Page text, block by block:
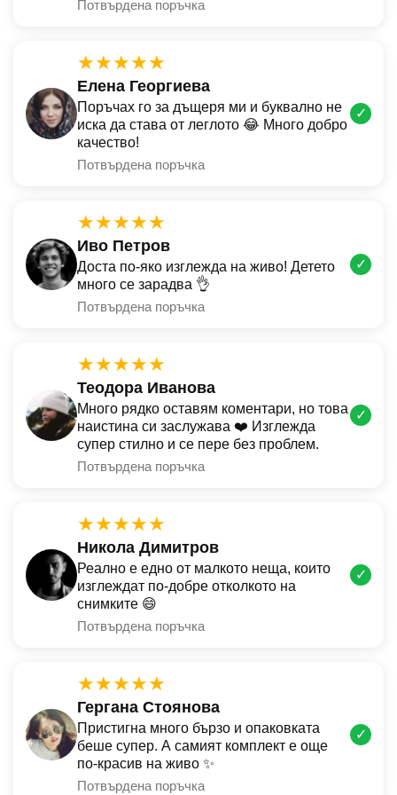
Потвърдена поръчка
★★★★★
Елена Георгиева
Поръчах го за дъщеря ми и буквално не
иска да става от леглото 😂 Много добро
качество!
Потвърдена поръчка
✓
★★★★★
Иво Петров
Доста по-яко изглежда на живо! Детето
много се зарадва 👌
Потвърдена поръчка
✓
★★★★★
Теодора Иванова
Много рядко оставям коментари, но това
наистина си заслужава ❤️ Изглежда
супер стилно и се пере без проблем.
Потвърдена поръчка
✓
★★★★★
Никола Димитров
Реално е едно от малкото неща, които
изглеждат по-добре отколкото на
снимките 😄
Потвърдена поръчка
✓
★★★★★
Гергана Стоянова
Пристигна много бързо и опаковката
беше супер. А самият комплект е още
по-красив на живо ✨
Потвърдена поръчка
✓